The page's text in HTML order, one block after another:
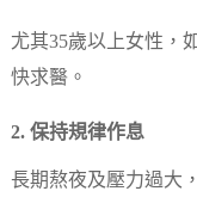
尤其35歲以上女性，
快求醫。
2. 保持規律作息
長期熬夜及壓力過大